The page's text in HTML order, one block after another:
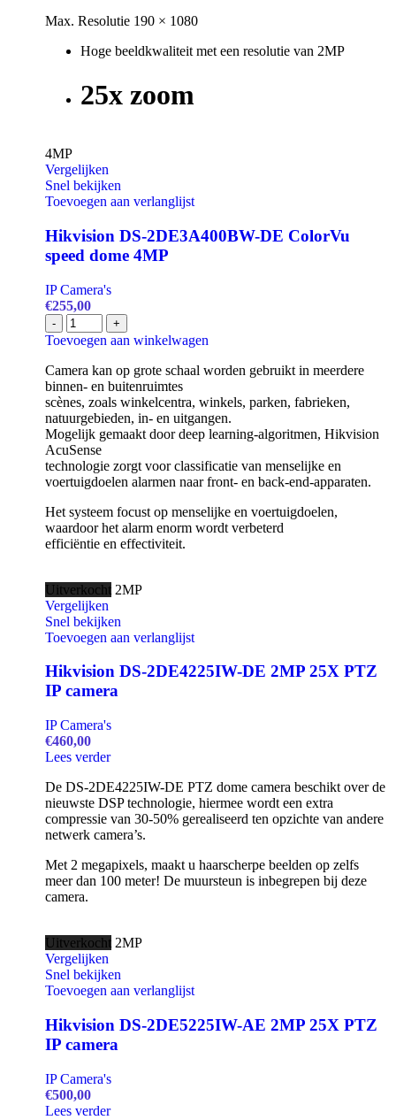
2AE7232TI-
Darkfighter
camera
Max. Resolutie 190 × 1080
Hoge beeldkwaliteit met een resolutie van 2MP
25x zoom
4MP
Vergelijken
Snel bekijken
Toevoegen aan verlanglijst
Hikvision DS-2DE3A400BW-DE ColorVu
speed dome 4MP
IP Camera's
€255,00
-
Hikvision
DS-
2DE3A400BW-
DE
ColorVu
speed
dome
4MP
aantal
+
Toevoegen aan winkelwagen
Camera kan op grote schaal worden gebruikt in meerdere
binnen- en buitenruimtes
scènes, zoals winkelcentra, winkels, parken, fabrieken,
natuurgebieden, in- en uitgangen.
Mogelijk gemaakt door deep learning-algoritmen, Hikvision
AcuSense
technologie zorgt voor classificatie van menselijke en
voertuigdoelen alarmen naar front- en back-end-apparaten.
Het systeem focust op menselijke en voertuigdoelen,
waardoor het alarm enorm wordt verbeterd
efficiëntie en effectiviteit.
Uitverkocht 2MP
Vergelijken
Snel bekijken
Toevoegen aan verlanglijst
Hikvision DS-2DE4225IW-DE 2MP 25X PTZ
IP camera
IP Camera's
€460,00
Lees verder
De DS-2DE4225IW-DE PTZ dome camera beschikt over de
nieuwste DSP technologie, hiermee wordt een extra
compressie van 30-50% gerealiseerd ten opzichte van andere
netwerk camera’s.
Met 2 megapixels, maakt u haarscherpe beelden op zelfs
meer dan 100 meter! De muursteun is inbegrepen bij deze
camera.
Uitverkocht 2MP
Vergelijken
Snel bekijken
Toevoegen aan verlanglijst
Hikvision DS-2DE5225IW-AE 2MP 25X PTZ
IP camera
IP Camera's
€500,00
Lees verder